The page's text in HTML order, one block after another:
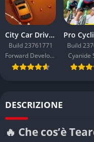
City Car Driving 2.0
Build 23761771
Forward Development
Build
Cyanide
DESCRIZIONE
🔥 Che cos’è